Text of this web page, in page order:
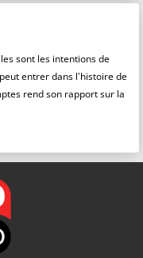
sont les intentions de
peut entrer dans l'histoire de
rend son rapport sur la